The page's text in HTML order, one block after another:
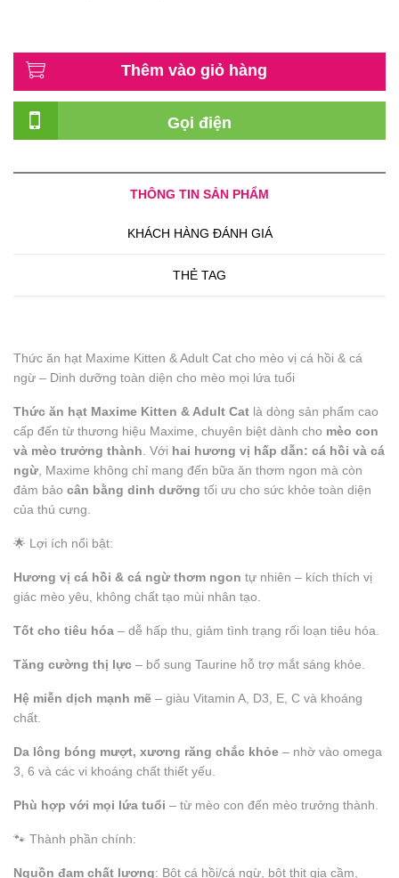
Thêm vào giỏ hàng
Gọi điện
THÔNG TIN SẢN PHẨM
KHÁCH HÀNG ĐÁNH GIÁ
THẺ TAG
Thức ăn hạt Maxime Kitten & Adult Cat cho mèo vị cá hồi & cá
ngừ – Dinh dưỡng toàn diện cho mèo mọi lứa tuổi
Thức ăn hạt Maxime Kitten & Adult Cat là dòng sản phẩm cao
cấp đến từ thương hiệu Maxime, chuyên biệt dành cho mèo con
và mèo trưởng thành . Với hai hương vị hấp dẫn: cá hồi và cá
ngừ , Maxime không chỉ mang đến bữa ăn thơm ngon mà còn
đảm bảo cân bằng dinh dưỡng tối ưu cho sức khỏe toàn diện
của thú cưng.
🌟 Lợi ích nổi bật:
Hương vị cá hồi & cá ngừ thơm ngon tự nhiên – kích thích vị
giác mèo yêu, không chất tạo mùi nhân tạo.
Tốt cho tiêu hóa – dễ hấp thu, giảm tình trạng rối loạn tiêu hóa.
Tăng cường thị lực – bổ sung Taurine hỗ trợ mắt sáng khỏe.
Hệ miễn dịch mạnh mẽ – giàu Vitamin A, D3, E, C và khoáng
chất.
Da lông bóng mượt, xương răng chắc khỏe – nhờ vào omega
3, 6 và các vi khoáng chất thiết yếu.
Phù hợp với mọi lứa tuổi – từ mèo con đến mèo trưởng thành.
🐾 Thành phần chính:
Nguồn đạm chất lượng: Bột cá hồi/cá ngừ, bột thịt gia cầm,